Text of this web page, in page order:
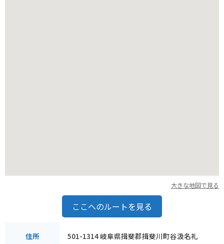
大きな地図で見る
ここへのルートを見る
住所 501-1314 岐阜県揖斐郡揖斐川町谷汲名礼